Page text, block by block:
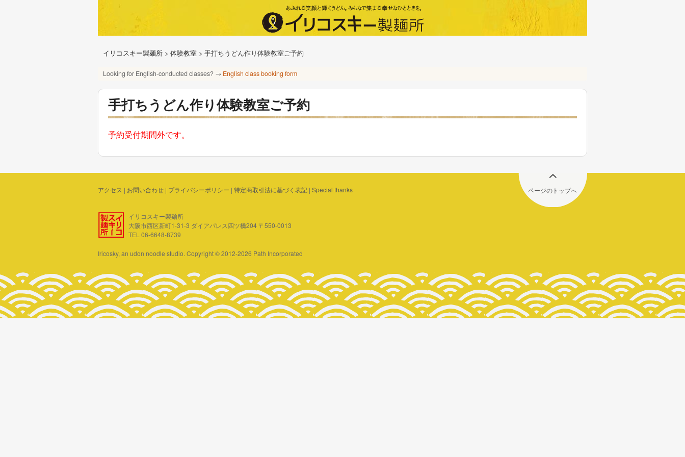
イリコスキー製麺所 > 体験教室 > 手打ちうどん作り体験教室ご予約
Looking for English-conducted classes? → English class booking form
手打ちうどん作り体験教室ご予約
予約受付期間外です。
アクセス | お問い合わせ | プライバシーポリシー | 特定商取引法に基づく表記 | Special thanks
イリコスキー製麺所
大阪市西区新町1-31-3 ダイアパレス四ツ橋204 〒550-0013
TEL 06-6648-8739
Iricosky, an udon noodle studio. Copyright © 2012-2026 Path Incorporated
ページのトップへ